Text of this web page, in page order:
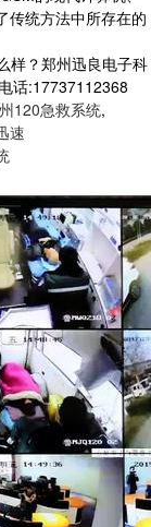
传统方法中所存在的
样？郑州迅良电子科
话:17737112368
120急救系统,
速